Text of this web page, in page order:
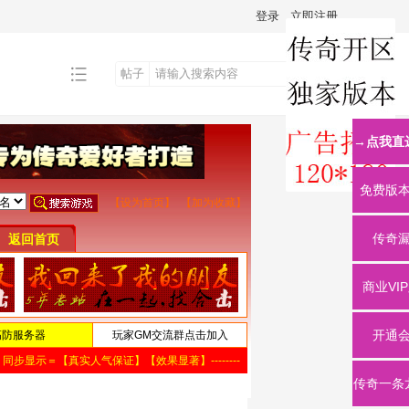
登录 立即注册
帖子
搜
索
→点我直
免费版
传奇
商业
开通
传奇一条